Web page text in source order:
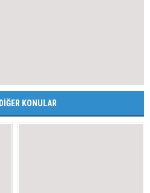
KONULAR